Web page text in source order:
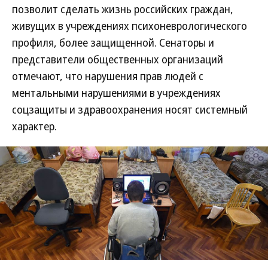
позволит сделать жизнь российских граждан,
живущих в учреждениях психоневрологического
профиля, более защищенной. Сенаторы и
представители общественных организаций
отмечают, что нарушения прав людей с
ментальными нарушениями в учреждениях
соцзащиты и здравоохранения носят системный
характер.